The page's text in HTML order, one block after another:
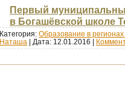
Первый
в Богашёвской школе
Категория: Образование в
Наташа | Дата: 12.01.2016